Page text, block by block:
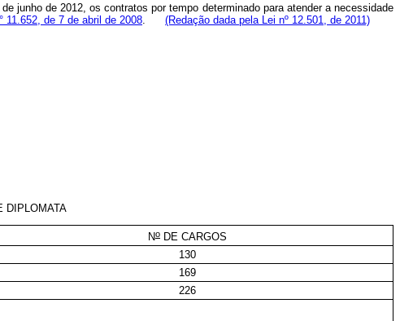
junho de 2012, os contratos por tempo determinado para atender a necessidade
11.652, de 7 de abril de 2008 (Redação dada pela Lei nº 12.501, de 2011)
DIPLOMATA
No DE CARGOS
130
169
226